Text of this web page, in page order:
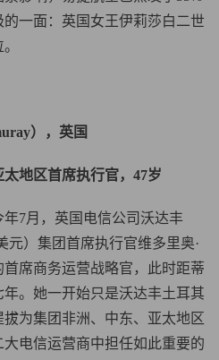
一面：英国女王伊莉莎白二世
），英国
地区首席执行官，47岁
7月，英国电信公司沃达丰
元）集团首席执行官维多里奥·
席商务运营战略官，此时距蒂
。她一开始只是沃达丰土耳其
为集团非洲、中东、亚太地区
电信运营商中担任如此重要的